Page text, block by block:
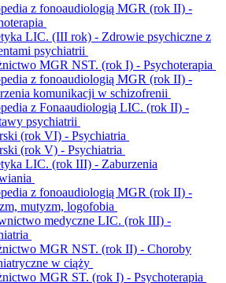
z fonoaudiologią MGR (rok II) -
LIC. (III rok) - Zdrowie psychiczne z
psychiatrii
MGR NST. (rok I) - Psychoterapia
z fonoaudiologią MGR (rok II) -
komunikacji w schizofrenii
z Fonaaudiologią LIC. (rok II) -
psychiatrii
(rok VI) - Psychiatria
(rok V) - Psychiatria
LIC. (rok III) - Zaburzenia
z fonoaudiologią MGR (rok II) -
mutyzm, logofobia
medyczne LIC. (rok III) -
MGR NST. (rok II) - Choroby
w ciąży
MGR ST. (rok I) - Psychoterapia